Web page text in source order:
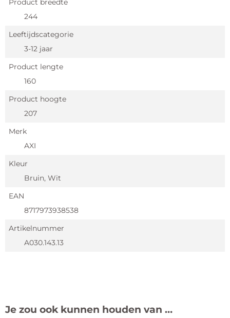
Product breedte
244
Leeftijdscategorie
3-12 jaar
Product lengte
160
Product hoogte
207
Merk
AXI
Kleur
Bruin, Wit
EAN
8717973938538
Artikelnummer
A030.143.13
Je zou ook kunnen houden van …